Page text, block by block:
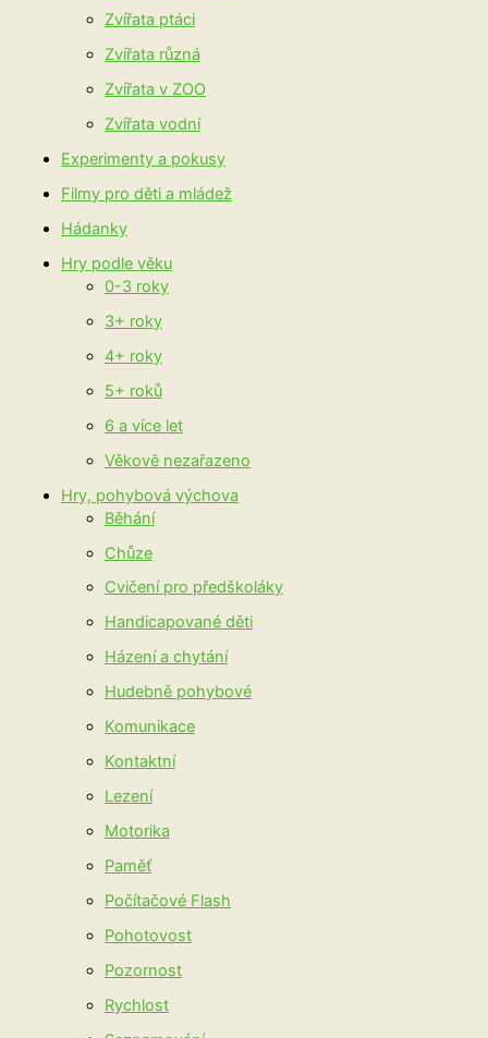
Zvířata ptáci
Zvířata různá
Zvířata v ZOO
Zvířata vodní
Experimenty a pokusy
Filmy pro děti a mládež
Hádanky
Hry podle věku
0-3 roky
3+ roky
4+ roky
5+ roků
6 a více let
Věkově nezařazeno
Hry, pohybová výchova
Běhání
Chůze
Cvičení pro předškoláky
Handicapované děti
Házení a chytání
Hudebně pohybové
Komunikace
Kontaktní
Lezení
Motorika
Paměť
Počítačové Flash
Pohotovost
Pozornost
Rychlost